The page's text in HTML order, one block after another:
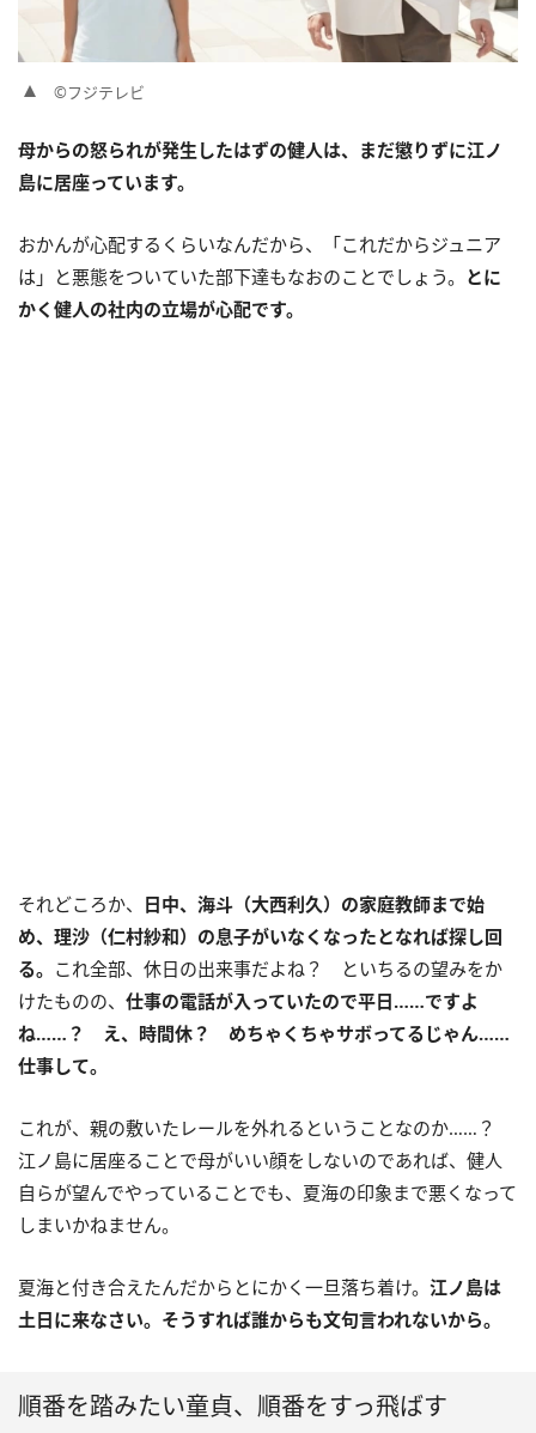
©フジテレビ
母からの怒られが発生したはずの健人は、まだ懲りずに江ノ
島に居座っています。
おかんが心配するくらいなんだから、「これだからジュニア
は」と悪態をついていた部下達もなおのことでしょう。 とに
かく健人の社内の立場が心配です。
それどころか、 日中、海斗（大西利久）の家庭教師まで始
め、理沙（仁村紗和）の息子がいなくなったとなれば探し回
る。 これ全部、休日の出来事だよね？ といちるの望みをか
けたものの、 仕事の電話が入っていたので平日……ですよ
ね……？ え、時間休？ めちゃくちゃサボってるじゃん……
仕事して。
これが、親の敷いたレールを外れるということなのか……？
江ノ島に居座ることで母がいい顔をしないのであれば、健人
自らが望んでやっていることでも、夏海の印象まで悪くなって
しまいかねません。
夏海と付き合えたんだからとにかく一旦落ち着け。 江ノ島は
土日に来なさい。そうすれば誰からも文句言われないから。
順番を踏みたい童貞、順番をすっ飛ばす